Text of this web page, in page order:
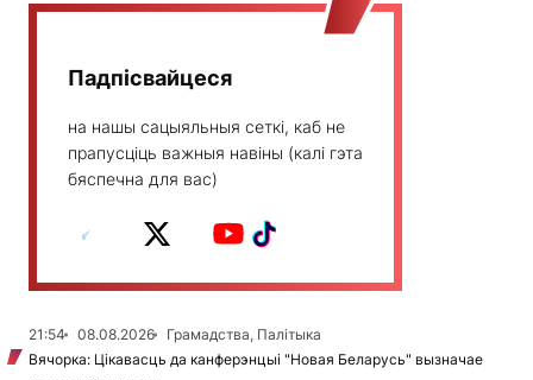
Падпісвайцеся
на нашы сацыяльныя сеткі, каб не
прапусціць важныя навіны (калі гэта
бяспечна для вас)
21:54 08.08.2026
Грамадства, Палітыка
Вячорка: Цікавасць да канферэнцыі "Новая Беларусь" вызначае